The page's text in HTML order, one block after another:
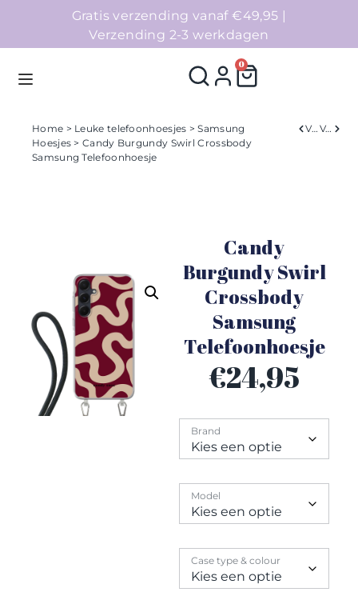
Gratis verzending vanaf €49,95 |
Verzending 2-3 werkdagen
0
Homepage
Collecties
Contact
Home > Leuke telefoonhoesjes >Samsung
Hoesjes > Candy Burgundy Swirl Crossbody
Samsung Telefoonhoesje
Verleden Volgend
Candy
Burgundy Swirl
Crossbody
Samsung
Telefoonhoesje
€24,95
Brand
Model
Case type & colour